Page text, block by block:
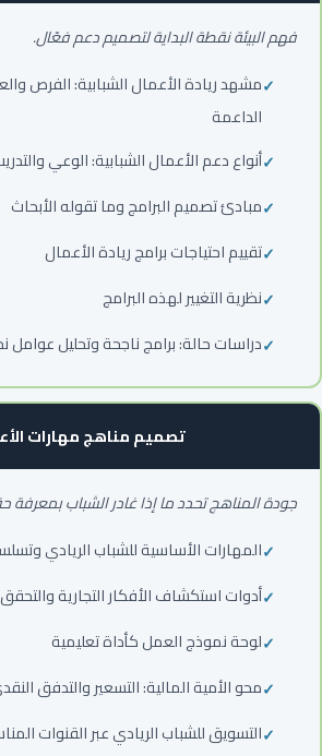
فهم البيئة نقطة البداية لتصميم دعم فعّال.
مشهد ريادة الأعمال الشبابية: الفرص
الداعمة
أنواع دعم الأعمال الشبابية: الوعي
مبادئ تصميم البرامج وما تقوله الأبحاث
تقييم احتياجات برامج ريادة الأعمال
نظرية التغيير لهذه البرامج
دراسات حالة: برامج ناجحة وتحليل عوامل
تصميم مناهج مهارات
جودة المناهج تحدد ما إذا غادر الشباب
المهارات الأساسية للشباب الريادي
أدوات استكشاف الأفكار التجارية
لوحة نموذج العمل كأداة تعليمية
محو الأمية المالية: التسعير والتدفق
التسويق للشباب الريادي عبر القنوات